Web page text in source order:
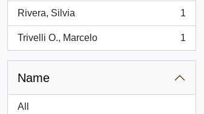
Rivera, Silvia
, 1 results
1
Trivelli O., Marcelo
, 1 results
1
Name
All